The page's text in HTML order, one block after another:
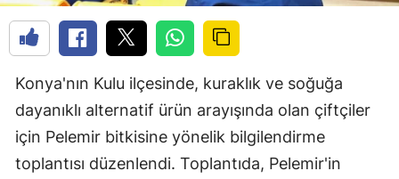
Konya'nın Kulu ilçesinde, kuraklık ve soğuğa
dayanıklı alternatif ürün arayışında olan çiftçiler
için Pelemir bitkisine yönelik bilgilendirme
toplantısı düzenlendi. Toplantıda, Pelemir'in